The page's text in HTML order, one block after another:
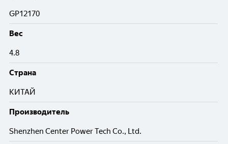
GP12170
Вес
4.8
Cтрана
КИТАЙ
Производитель
Shenzhen Center Power Tech Co., Ltd.